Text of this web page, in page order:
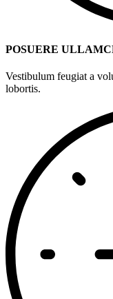
POSUERE
Vestibulum feugiat a
lobortis.